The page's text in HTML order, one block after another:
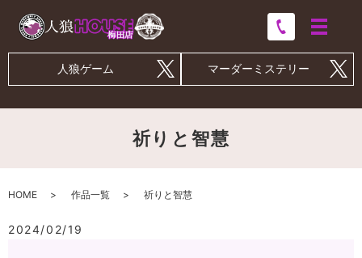
人狼ゲーム マーダーミステリー
祈りと智慧
HOME 作品一覧 祈りと智慧
2024/02/19